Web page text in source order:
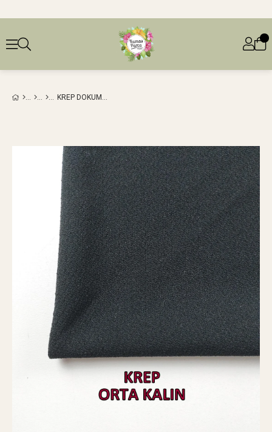
KREP DOKUMA SYAH RENKTEEN: 140 CM